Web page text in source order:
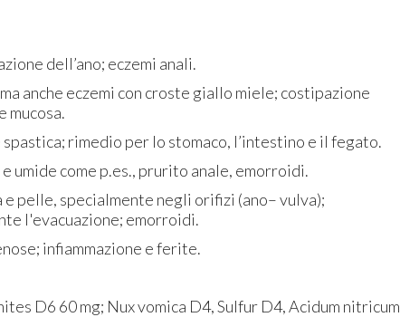
dell’ano; eczemi anali.
anche eczemi con croste giallo miele; costipazione
mucosa.
rimedio per lo stomaco, l’intestino e il fegato.
umide come p.es., prurito anale, emorroidi.
e pelle, specialmente negli orifizi (ano– vulva);
l'evacuazione; emorroidi.
infiammazione e ferite.
D6 60 mg; Nux vomica D4, Sulfur D4, Acidum nitricum